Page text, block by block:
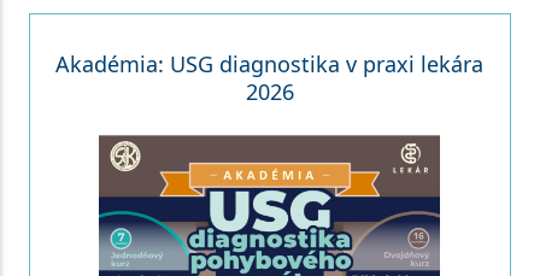
Akadémia: USG diagnostika v praxi lekára
2026